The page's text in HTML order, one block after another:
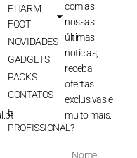
PHARM
FOOT
NOVIDADES
GADGETS
PACKS
CONTATOS
É
PROFISSIONAL?
com as
nossas
últimas
notícias,
receba
ofertas
exclusivas e
muito mais.
Nome